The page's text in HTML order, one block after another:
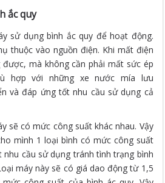
ắc quy
sử dụng bình ắc quy để hoạt động.
thuộc vào nguồn điện. Khi mất điện
mà không cần phải mất sức ép
hợp với những xe nước mía lưu
và đáp ứng tốt nhu cầu sử dụng cả
sẽ có mức công suất khác nhau. Vậy
mình 1 loại bình có mức công suất
cầu sử dụng tránh tình trạng bình
máy này sẽ có giá dao động từ 1,5